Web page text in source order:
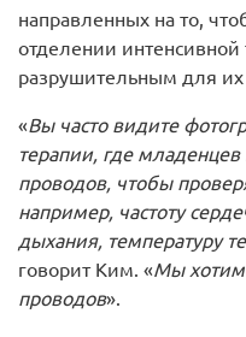
направленных на то,
отделении
разрушительным для
«Вы часто видите
терапии, где
проводов, чтобы
например, частоту
дыхания, температуру
говорит Ким. «Мы хотим
проводов».